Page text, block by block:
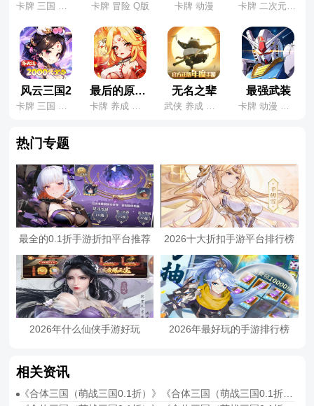
卡牌 三国 养成 卡牌 冒险 Q版 卡牌 动漫 卡牌 二次元 养成
风云三国2
卡牌 三国 养成
最后的原始人
卡牌 养成 休闲
无名之辈
武侠 养成 开箱
最强武装
卡牌 动漫 机甲
热门专题
最全的0.1折手游折扣平台推荐 2026十大折扣手游平台排行榜
2026年什么仙侠手游好玩 2026年最好玩的手游排行榜
相关资讯
《合体三国（萌战三国0.1折）》《合体三国（萌战三国0.1折）》